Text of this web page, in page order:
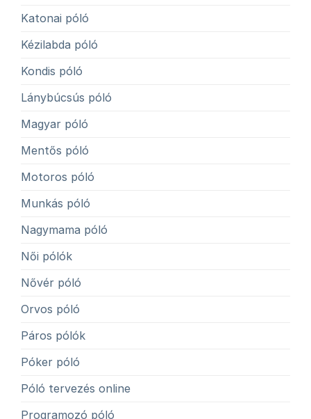
Katonai póló
Kézilabda póló
Kondis póló
Lánybúcsús póló
Magyar póló
Mentős póló
Motoros póló
Munkás póló
Nagymama póló
Női pólók
Nővér póló
Orvos póló
Páros pólók
Póker póló
Póló tervezés online
Programozó póló